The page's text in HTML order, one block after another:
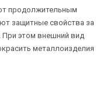
продолжительным
защитные свойства за
При этом внешний вид
металлоизделия